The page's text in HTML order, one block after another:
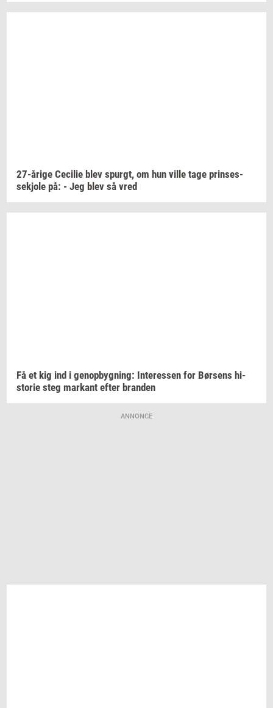
27-​årige Ce­ci­lie blev spurgt, om hun ville tage prin­ses­
sekjo­le på: - Jeg blev så vred
Få et kig ind i genop­byg­ning: In­ter­es­sen for Bør­sens hi­
sto­rie steg mar­kant efter bran­den
ANNONCE